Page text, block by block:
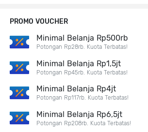
PROMO VOUCHER
Minimal Belanja Rp500rb
Potongan Rp28rb. Kuota Terbatas!
Minimal Belanja Rp1,5jt
Potongan Rp45rb. Kuota Terbatas!
Minimal Belanja Rp4jt
Potongan Rp117rb. Kuota Terbatas!
Minimal Belanja Rp6,5jt
Potongan Rp208rb. Kuota Terbatas!